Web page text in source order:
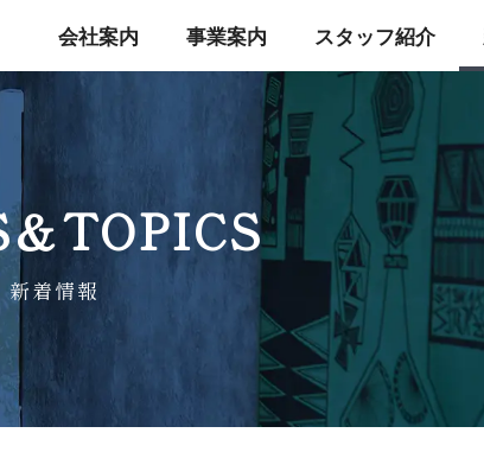
会社案内 事業案内 スタッフ紹介
TO P I C S
新 着 情 報